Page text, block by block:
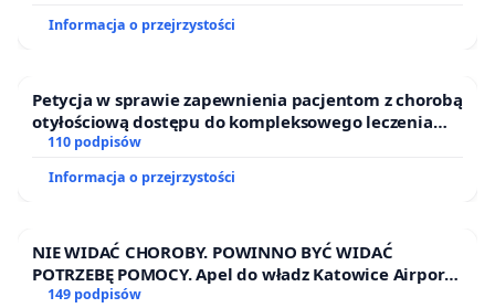
Informacja o przejrzystości
Petycja w sprawie zapewnienia pacjentom z chorobą
otyłościową dostępu do kompleksowego leczenia
oraz programów profilaktycznych.
110 podpisów
Informacja o przejrzystości
NIE WIDAĆ CHOROBY. POWINNO BYĆ WIDAĆ
POTRZEBĘ POMOCY. Apel do władz Katowice Airport
o przystąpienie do programu HIDDEN DISABILITIES
149 podpisów